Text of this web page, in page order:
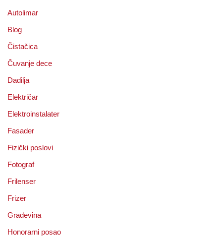
Autolimar
Blog
Čistačica
Čuvanje dece
Dadilja
Električar
Elektroinstalater
Fasader
Fizički poslovi
Fotograf
Frilenser
Frizer
Građevina
Honorarni posao